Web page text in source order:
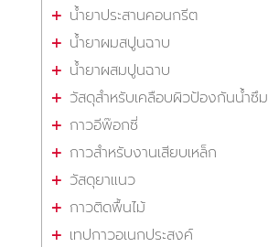
น้ำยาประสานคอนกรีต
น้ำยาผมสปูนฉาบ
น้ำยาผสมปูนฉาบ
วัสดุสำหรับเคลือบผิวป้องกันน้ำซึม
กาวอีพ๊อกซี่
กาวสำหรับงานเสียบเหล็ก
วัสดุยาแนว
กาวติดพื้นไม้
เทปกาวอเนกประสงค์